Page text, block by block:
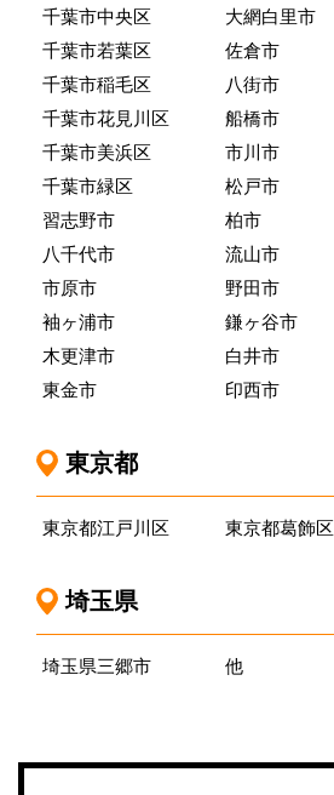
千葉市中央区
千葉市若葉区
千葉市稲毛区
千葉市花見川区
千葉市美浜区
千葉市緑区
習志野市
八千代市
市原市
袖ヶ浦市
木更津市
東金市
大網白里市
佐倉市
八街市
船橋市
市川市
松戸市
柏市
流山市
野田市
鎌ヶ谷市
白井市
印西市
東京都
東京都江戸川区 東京都葛飾区
埼玉県
埼玉県三郷市 他